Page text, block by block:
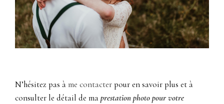
N’hésitez pas àme contacterpour en savoir plus et à
consulter le détail de maprestation photo pour votre